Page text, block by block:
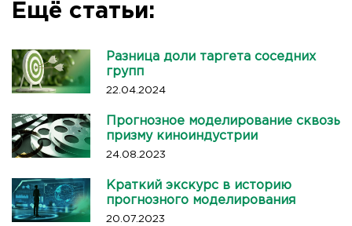
Ещё статьи:
Разница доли таргета соседних
групп
22.04.2024
Прогнозное моделирование сквозь
призму киноиндустрии
24.08.2023
Краткий экскурс в историю
прогнозного моделирования
20.07.2023